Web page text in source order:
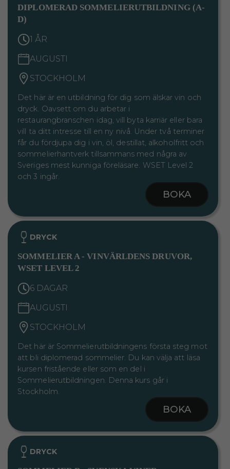
DIPLOMERAD SOMMELIERUTBILDNING (A-
D)
1 ÅR
AUGUSTI
STOCKHOLM
Det här är en utbildning för dig som älskar vin och
dryck. Oavsett om du arbetar i
restaurangbranschen idag, vill byta karriär eller bara
vill ta ditt intresse till en ny nivå. Under två terminer
får du fördjupa dig i vin, öl, destillat, alkoholfritt och
sommelierhantverk tillsammans med några av
Sveriges mest kunniga föreläsare. WSET Level 2
och 3 ingår.
BOKA
DRYCK
SOMMELIER A - VINVÄRLDENS DRUVOR,
WSET LEVEL 2
6 DAGAR
AUGUSTI
STOCKHOLM
Det här är Sommelierutbildningens första steg mot
att bli diplomerad sommelier. Du kan välja att läsa
kursen fristående eller som en del i
Sommelierutbildningen. Denna kurs går i
Stockholm.
BOKA
DRYCK